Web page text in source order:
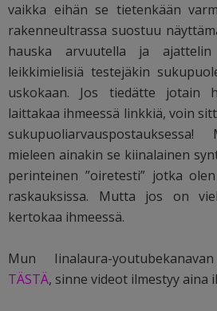
vaikka eihän se tietenkään
rakenneultrassa suostuu
hauska arvuutella ja
leikkimielisiä testejäkin
uskokaan. Jos tiedätte jotain
laittakaa ihmeessä linkkiä, voin
mieleen ainakin se kiinalainen
perinteinen ”oiretesti” jotka
raskauksissa. Mutta jos on
kertokaa ihmeessä.
Mun Iinalaura-
TÄSTÄ, sinne videot ilmestyy aina